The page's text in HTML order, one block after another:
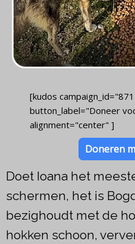
[kudos
button_label="Doneer
alignment="center" ]
Doneren
Doet Ioana het
schermen, het is
bezighoudt met de
hokken schoon,